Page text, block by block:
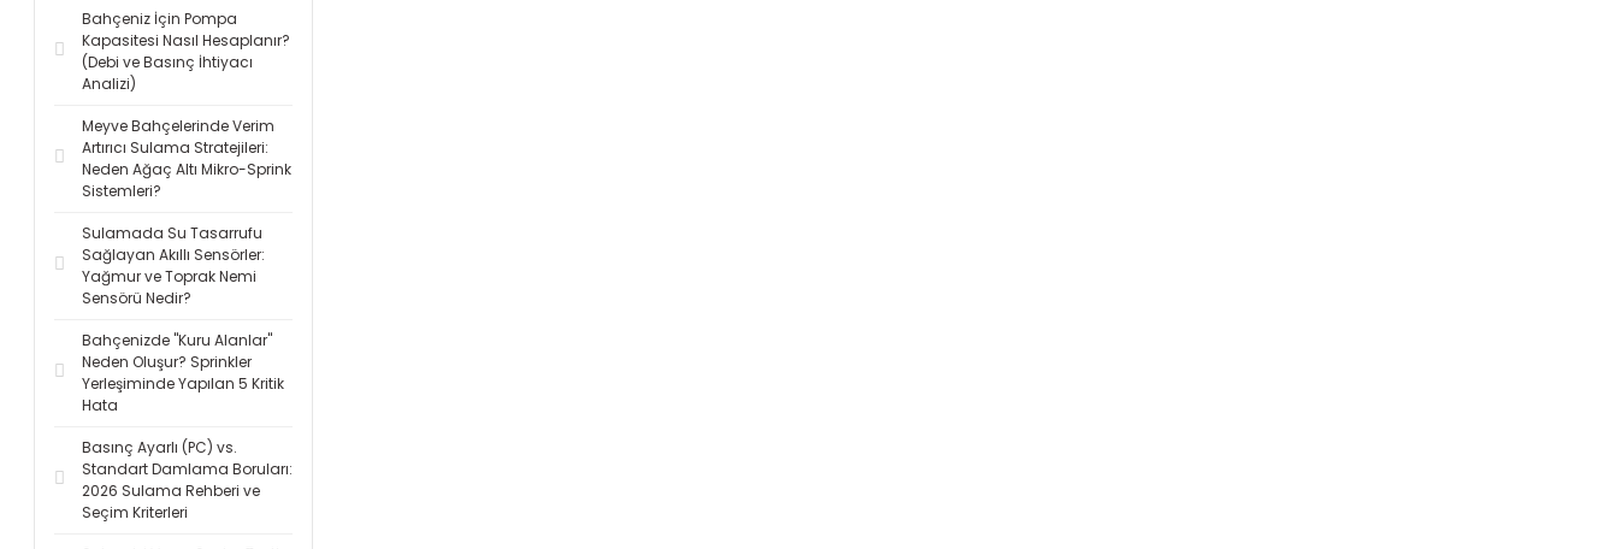
Bahçeniz İçin Pompa
Kapasitesi Nasıl Hesaplanır?
(Debi ve Basınç İhtiyacı
Analizi)
Meyve Bahçelerinde Verim
Artırıcı Sulama Stratejileri:
Neden Ağaç Altı Mikro-Sprink
Sistemleri?
Sulamada Su Tasarrufu
Sağlayan Akıllı Sensörler:
Yağmur ve Toprak Nemi
Sensörü Nedir?
Bahçenizde "Kuru Alanlar"
Neden Oluşur? Sprinkler
Yerleşiminde Yapılan 5 Kritik
Hata
Basınç Ayarlı (PC) vs.
Standart Damlama Boruları:
2026 Sulama Rehberi ve
Seçim Kriterleri